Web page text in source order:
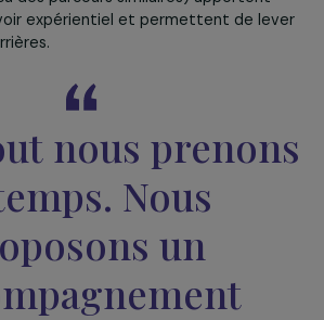
femmes dans ce type de
c’est une obligation mais c’est
Beaucoup des femmes que
vécu des violences, ou viennent de
sujets sont difficiles à aborder avec
fait d’être accueillies par des
spécialisées dans la santé des femmes,
Les Femmes Repaires
des parcours similaires) apportent
expérientiel et permettent de